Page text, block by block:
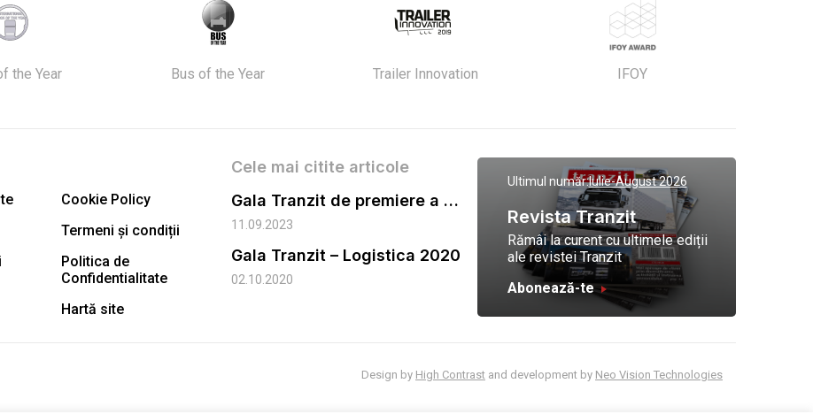
the Year Bus of the Year Trailer Innovation IFOY
Cookie Policy
Termeni și condiții
Politica de
Confidentialitate
Hartă site
Cele mai citite articole
Gala Tranzit de premiere a celor mai eficienti operatori de transport marfa 2023
11.09.2023
Gala Tranzit – Logistica 2020
02.10.2020
Ultimul număr:Iulie-August 2026
Revista Tranzit
Rămâi la curent cu ultimele ediții
ale revistei Tranzit
Abonează-te
Design by High Contrast and development by Neo Vision Technologies